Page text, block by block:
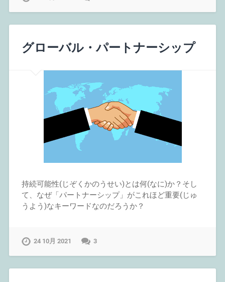
グローバル・パートナーシップ
持続可能性(じぞくかのうせい)とは何(なに)か？そし
て、なぜ「パートナーシップ」がこれほど重要(じゅ
うよう)なキーワードなのだろうか？
24 10月 2021 3